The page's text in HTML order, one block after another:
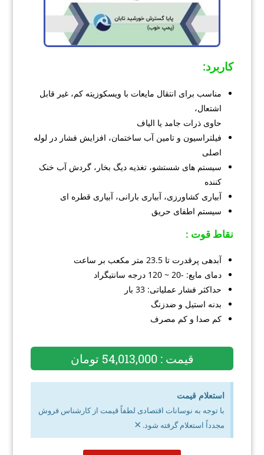
کاربرد:
مناسب برای انتقال مایعات با ویسکوزیته کم، غیر قابل
اشتعال،
حاوی ذرات جامد یا الیاف
فیلتراسیون و تامین آب ساختمان، افزایش فشار در لوله
اصلی
سیستم های شستشو، تغذیه دیگ بخار، گردش آب خنک
کننده
آبیاری کشاورزی، آبیاری بارانی، آبیاری قطره ای
سیستم اطفای حریق
نقاط قوت :
آبدهی پرقدرت تا 23.5 متر مکعب بر ساعت
دمای مایع: -20 ~ 120 درجه سانتیگراد
حداکثر فشار عملیاتی: 33 بار
بدنه استیل و ضدزنگ
کم صدا و کم مصرف
قیمت : 54,013,000 تومان
استعلام قیمت
با توجه به نوسانات اقتصادی لطفاً قیمت از کارشناس فروش
مجدداً استعلام گرفته شود. ×